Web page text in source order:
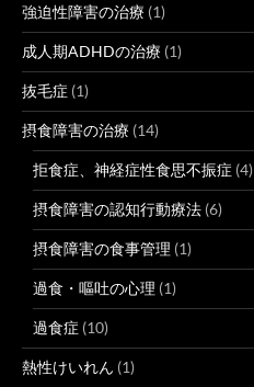
強迫性障害の治療 (1)
成人期ADHDの治療 (1)
抜毛症 (1)
摂食障害の治療 (14)
拒食症、神経症性食思不振症 (4)
摂食障害の認知行動療法 (6)
摂食障害の食事管理 (1)
過食・嘔吐の心理 (1)
過食症 (10)
熱性けいれん (1)